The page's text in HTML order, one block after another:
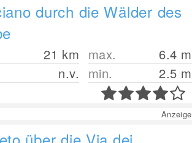
durch die Wälder des
21 km
n.v.
max. 6.4 m
min.
2.5 m
Anzeige